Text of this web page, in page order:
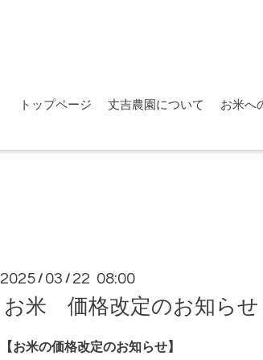
トップページ 丈吉農園について お米へ
2025 / 03 / 22 08:00
お米 価格改定のお知らせ
【お米の価格改定のお知らせ】